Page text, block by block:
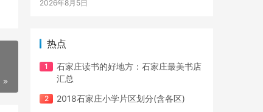
2026年8月5日
热点
石家庄读书的好地方：石家庄最美书店
汇总
2018石家庄小学片区划分(含各区)